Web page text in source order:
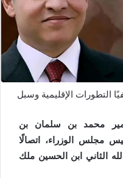
محمد بن سلمان بن
مجلس الوزراء، اتصالًا
الثاني ابن الحسين ملك